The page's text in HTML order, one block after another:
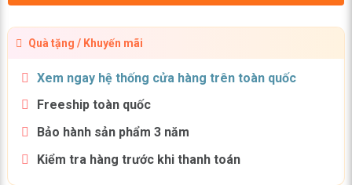
Quà tặng / Khuyến mãi
Xem ngay hệ thống cửa hàng trên toàn quốc
Freeship toàn quốc
Bảo hành sản phẩm 3 năm
Kiểm tra hàng trước khi thanh toán